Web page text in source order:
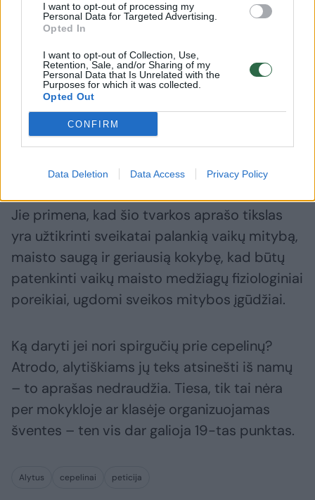
I want to opt-out of processing my
Personal Data for Targeted Advertising.
Opted In
I want to opt-out of Collection, Use,
Retention, Sale, and/or Sharing of my
Personal Data that Is Unrelated with the
Purposes for which it was collected.
Opted Out
CONFIRM
Data Deletion Data Access Privacy Policy
Ar įmanoma grąžinti spirgučius į meniu vaikų
parašais ar net tėvų pageidavimu?
„Tokia galimybė nėra numatyta. Tėvai gali
spręsti tik dėl šaltų užkandžių buvimo ar
nebuvimo bendrojo ugdymo programas
įgyvendinančiose įstaigose“, – patikino SAM
atstovai.
Jie primena, kad šio tvarkos aprašo tikslas
yra užtikrinti sveikatai palankią vaikų mitybą,
maisto saugą ir geriausią kokybę, kad būtų
patenkinti vaikų maisto medžiagų fiziologiniai
poreikiai, ugdomi sveikos mitybos įgūdžiai.
Ką daryti jei nori spirgučių prie cepelinų?
Atrodo, alytiškiams jų teks atsinešti iš namų
– to aprašas nedraudžia. Tiesa, tik tai nėra
per mokykloje ar klasėje organizuojamas
šventes – ten vis dar galioja 19-tas punktas.
Alytus cepelinai peticija